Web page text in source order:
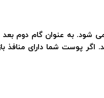
شود. به عنوان گام دوم
پوست شما دارای منافذ